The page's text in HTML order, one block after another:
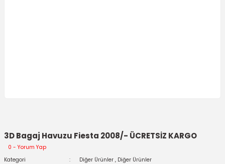
3D Bagaj Havuzu Fiesta 2008/- ÜCRETSİZ KARGO
0 - Yorum Yap
Kategori
Diğer Ürünler , Diğer Ürünler